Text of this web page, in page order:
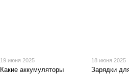
19 июня 2025
Какие аккумуляторы
18 июня 2025
Зарядки